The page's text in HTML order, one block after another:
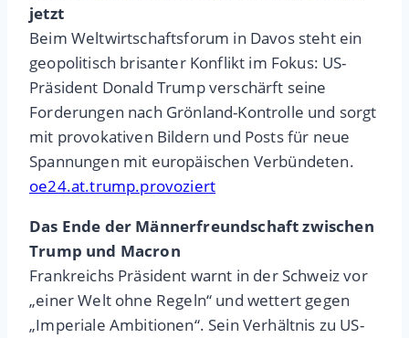
jetzt
Beim Weltwirtschaftsforum in Davos steht ein
geopolitisch brisanter Konflikt im Fokus: US-
Präsident Donald Trump verschärft seine
Forderungen nach Grönland-Kontrolle und sorgt
mit provokativen Bildern und Posts für neue
Spannungen mit europäischen Verbündeten.
oe24.at.trump.provoziert
Das Ende der Männerfreundschaft zwischen
Trump und Macron
Frankreichs Präsident warnt in der Schweiz vor
„einer Welt ohne Regeln“ und wettert gegen
„Imperiale Ambitionen“. Sein Verhältnis zu US-